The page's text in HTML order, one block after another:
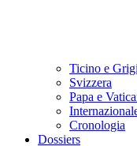
Ticino e
Svizzera
Papa e
Cronologia
Dossiers